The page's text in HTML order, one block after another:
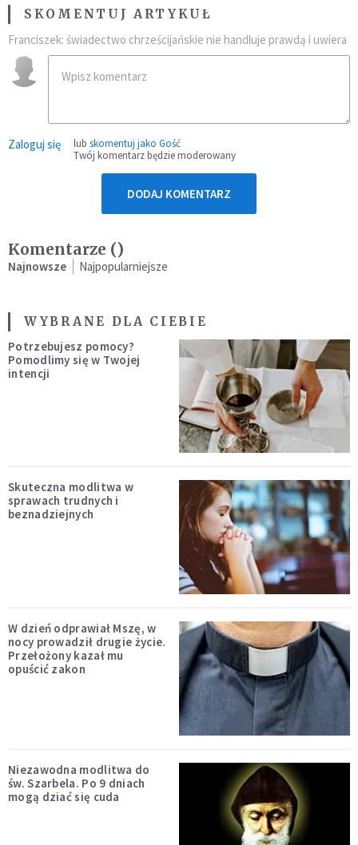
SKOMENTUJ ARTYKUŁ
Franciszek: świadectwo chrześcijańskie nie handluje prawdą i uwiera
Zaloguj się lub skomentuj jako Gość
Twój komentarz będzie moderowany
DODAJ KOMENTARZ
Komentarze ()
Najnowsze Najpopularniejsze
WYBRANE DLA CIEBIE
Potrzebujesz pomocy?
Pomodlimy się w Twojej
intencji
Skuteczna modlitwa w
sprawach trudnych i
beznadziejnych
W dzień odprawiał Mszę, w
nocy prowadził drugie życie.
Przełożony kazał mu
opuścić zakon
Niezawodna modlitwa do
św. Szarbela. Po 9 dniach
mogą dziać się cuda